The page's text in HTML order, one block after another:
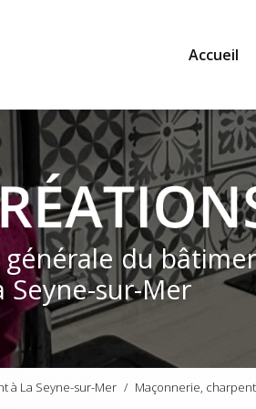
Accueil
générale du
Seyne-sur-Mer
à La Seyne-sur-Mer
Maçonnerie,